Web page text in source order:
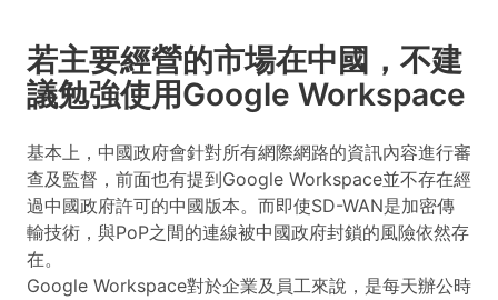
若主要經營的市場在中國，不建
議勉強使用Google Workspace
基本上，中國政府會針對所有網際網路的資訊內容進行審
查及監督，前面也有提到Google Workspace並不存在經
過中國政府許可的中國版本。而即使SD-WAN是加密傳
輸技術，與PoP之間的連線被中國政府封鎖的風險依然存
在。
Google Workspace對於企業及員工來說，是每天辦公時